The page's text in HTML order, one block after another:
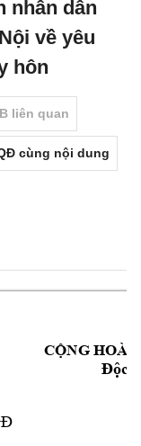
nhân dân
về yêu
hôn
liên quan
cùng nội dung
CỘNG HOÀ
Độc